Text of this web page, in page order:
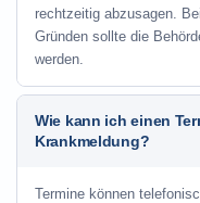
rechtzeitig abzusagen.
Gründen sollte die
werden.
Wie kann ich einen
Krankmeldung?
Termine können